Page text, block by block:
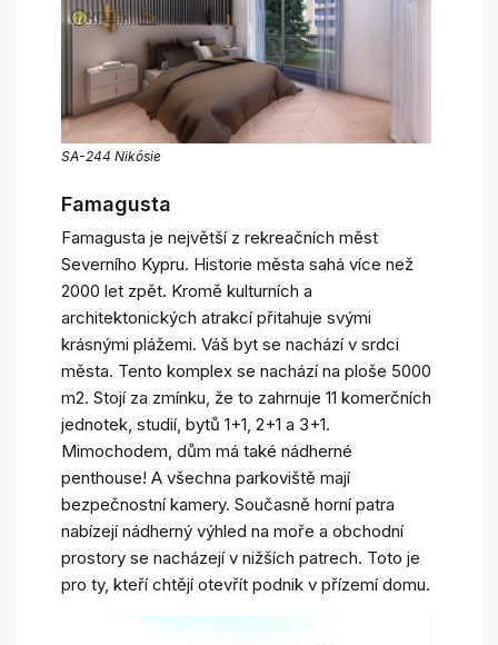
SA-244 Nikósie
Famagusta
Famagusta je největší z rekreačních měst
Severního Kypru. Historie města sahá více než
2000 let zpět. Kromě kulturních a
architektonických atrakcí přitahuje svými
krásnými plážemi. Váš byt se nachází v srdci
města. Tento komplex se nachází na ploše 5000
m2. Stojí za zmínku, že to zahrnuje 11 komerčních
jednotek, studií, bytů 1+1, 2+1 a 3+1.
Mimochodem, dům má také nádherné
penthouse! A všechna parkoviště mají
bezpečnostní kamery. Současně horní patra
nabízejí nádherný výhled na moře a obchodní
prostory se nacházejí v nižších patrech. Toto je
pro ty, kteří chtějí otevřít podnik v přízemí domu.